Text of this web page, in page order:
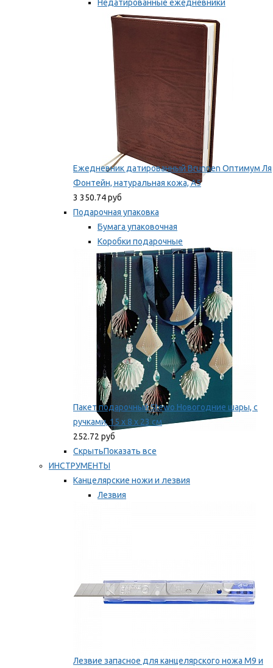
Недатированные ежедневники
Планинги
Мы рекомендуем
Ежедневник датированный Brunnen Оптимум Ля
Фонтейн, натуральная кожа, А5
3 350.74 руб
Подарочная упаковка
Бумага упаковочная
Коробки подарочные
Ленты, бобины
Мы рекомендуем
Пакет подарочный Stewo Новогодние шары, с
ручками, 15 х 8 х 23 см
252.72 руб
СкрытьПоказать все
ИНСТРУМЕНТЫ
Канцелярские ножи и лезвия
Лезвия
Лезвие запасное для канцелярского ножа M9 и